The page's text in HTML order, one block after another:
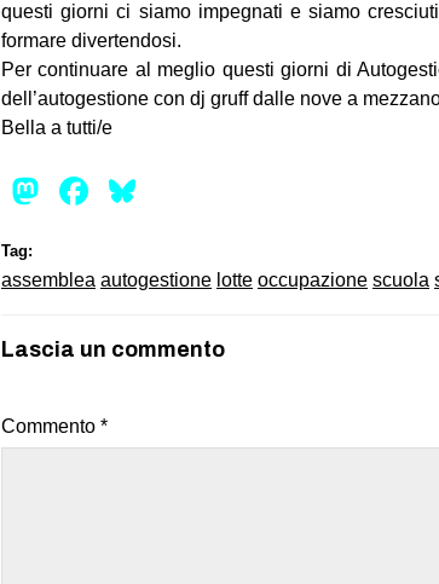
questi giorni ci siamo impegnati e siamo
formare divertendosi.
Per continuare al meglio questi giorni di
dell’autogestione con dj gruff dalle nove a
Bella a tutti/e
Mastodon
Facebook
Tag:
assemblea autogestione lotte occupazione scuola
Lascia un commento
Commento *